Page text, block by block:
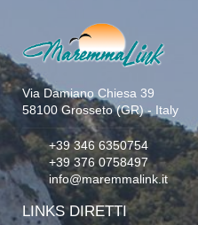
Via Damiano Chiesa 39
58100 Grosseto (GR) - Italy
+39 346 6350754
+39 376 0758497
info@maremmalink.it
LINKS DIRETTI